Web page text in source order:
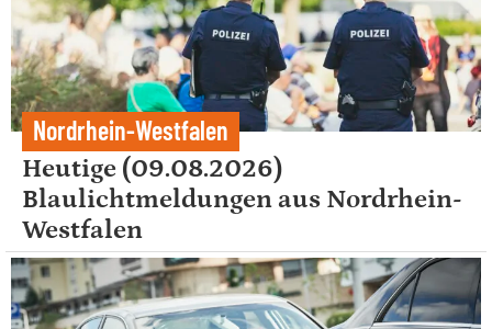
Nordrhein-Westfalen
Heutige (09.08.2026)
Blaulichtmeldungen aus Nordrhein-
Westfalen